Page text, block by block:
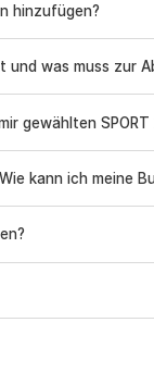
hinzufügen?
was muss zur
gewählten
Ich habe einen Fehler in meiner Buchung entdeckt.